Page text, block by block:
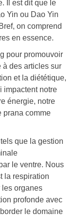
Il est dit que le
Yin ou Dao Yin
on comprend
en essence.
pour promouvoir
à des articles sur
et la diététique,
impactent notre
énergie, notre
prana comme
que la gestion
le ventre. Nous
la respiration
les organes
profonde avec
le domaine